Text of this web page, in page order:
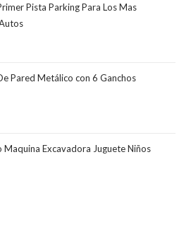
Pista Parking Para Los Mas
Pared Metálico con 6 Ganchos
Maquina Excavadora Juguete Niños